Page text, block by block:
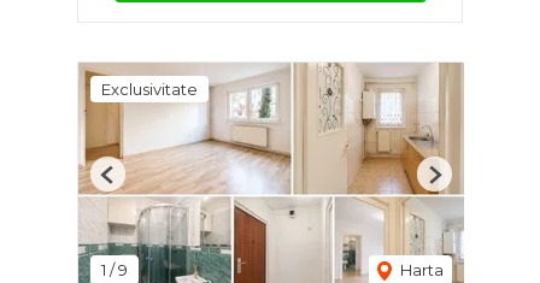
Exclusivitate
1 /9 Harta
Previous Next